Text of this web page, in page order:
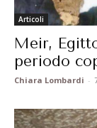
Articoli
Meir,
periodo
Chiara Lombardi -